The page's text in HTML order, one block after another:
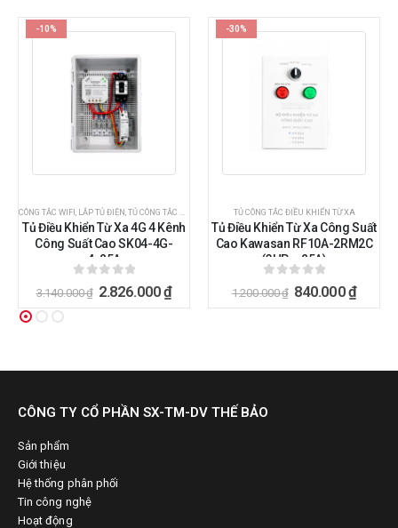
-10%
CÔNG TẮC WIFI LẮP TỦ ĐIỆN TỦ CÔNG TẮC ĐIỀU KHIỂN TỪ XA
Tủ Điều Khiển Từ Xa 4G 4 Kênh
Công Suất Cao SK04-4G-
4x25A
ngoài 5
3.140.000₫ 2.826.000₫
-30%
TỦ CÔNG TẮC ĐIỀU KHIỂN TỪ XA
Tủ Điều Khiển Từ Xa Công Suất
Cao Kawasan RF10A-2RM2C
(3HP – 25A)
ngoài 5
1.200.000₫ 840.000₫
CÔNG TY CỔ PHẦN SX-TM-DV THẾ BẢO
Sản phẩm
Giới thiệu
Hệ thống phân phối
Tin công nghệ
Hoạt động